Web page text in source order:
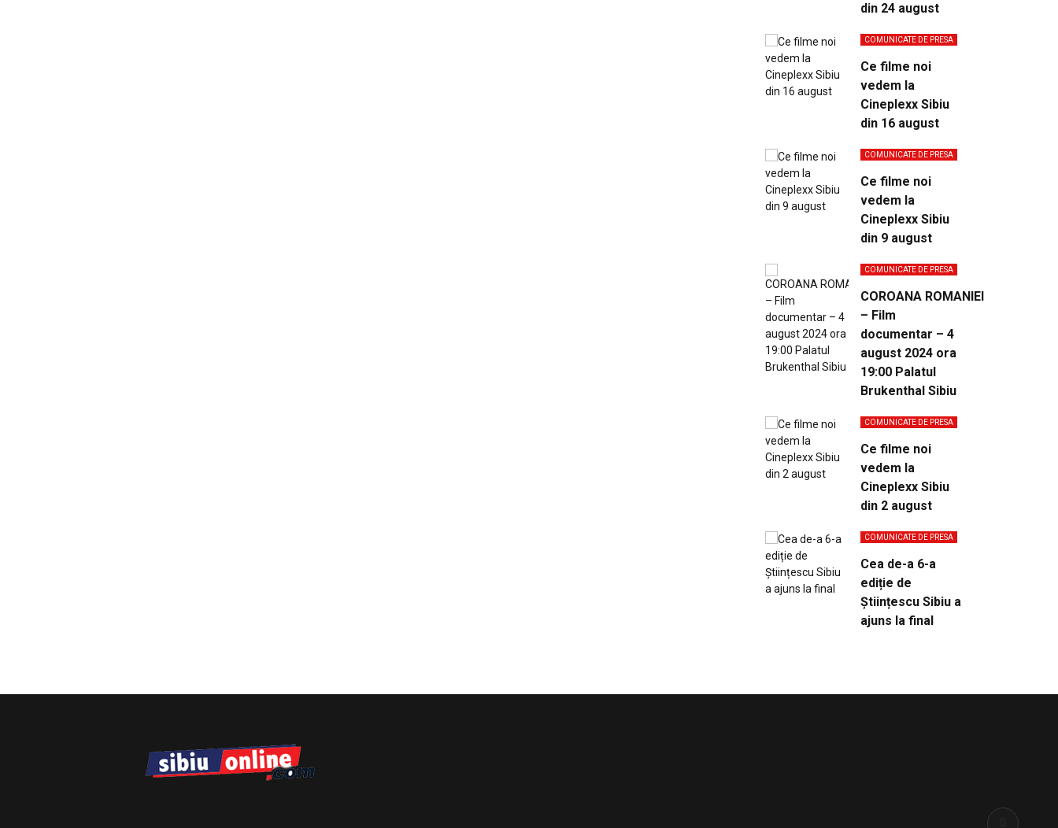
din 24 august
COMUNICATE DE PRESA
Ce filme noi
vedem la
Cineplexx Sibiu
din 16 august
COMUNICATE DE PRESA
Ce filme noi
vedem la
Cineplexx Sibiu
din 9 august
COMUNICATE DE PRESA
COROANA ROMANIEI
– Film
documentar – 4
august 2024 ora
19:00 Palatul
Brukenthal Sibiu
COMUNICATE DE PRESA
Ce filme noi
vedem la
Cineplexx Sibiu
din 2 august
COMUNICATE DE PRESA
Cea de-a 6-a
ediție de
Științescu Sibiu a
ajuns la final